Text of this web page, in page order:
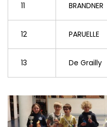
11 BRANDNER
12 PARUELLE
13 De Grailly